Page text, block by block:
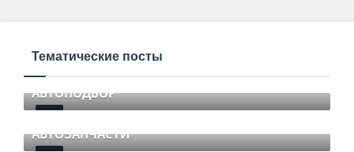
Тематические посты
АВТОПОДБОР
АВТОЗАПЧАСТИ